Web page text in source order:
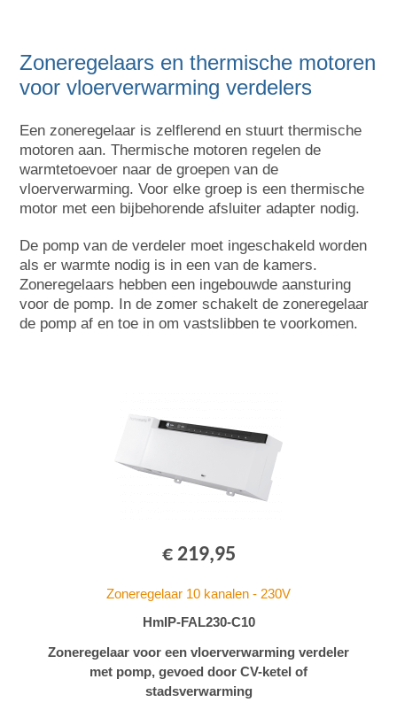
Zoneregelaars en thermische motoren
voor vloerverwarming verdelers
Een zoneregelaar is zelflerend en stuurt thermische
motoren aan. Thermische motoren regelen de
warmtetoevoer naar de groepen van de
vloerverwarming. Voor elke groep is een thermische
motor met een bijbehorende afsluiter adapter nodig.
De pomp van de verdeler moet ingeschakeld worden
als er warmte nodig is in een van de kamers.
Zoneregelaars hebben een ingebouwde aansturing
voor de pomp. In de zomer schakelt de zoneregelaar
de pomp af en toe in om vastslibben te voorkomen.
€ 219,95
Zoneregelaar 10 kanalen - 230V
HmIP-FAL230-C10
Zoneregelaar voor een vloerverwarming verdeler
met pomp, gevoed door CV-ketel of
stadsverwarming